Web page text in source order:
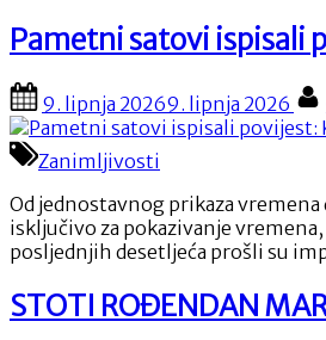
Klima
uređaji,
i
njihov
utjecaj
na
zdravlje
ljudi”
Pametni satovi ispisali
Posted
on
9. lipnja 20269. lipnja 2026
Zanimljivosti
Od jednostavnog prikaza
isključivo za pokazivanje
posljednjih desetljeća prošli su
STOTI ROĐENDAN